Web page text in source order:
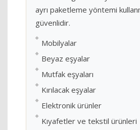
ayrı paketleme yöntemi
güvenlidir.
Mobilyalar
Beyaz eşyalar
Mutfak eşyaları
Kırılacak eşyalar
Elektronik ürünler
Kıyafetler ve tekstil ürünleri